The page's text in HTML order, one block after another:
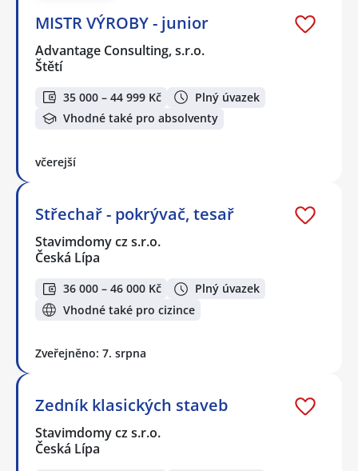
MISTR VÝROBY - junior
Advantage Consulting, s.r.o.
Štětí
35 000 – 44 999 Kč
Plný úvazek
Vhodné také pro absolventy
včerejší
Střechař - pokrývač, tesař
Stavimdomy cz s.r.o.
Česká Lípa
36 000 – 46 000 Kč
Plný úvazek
Vhodné také pro cizince
Zveřejněno: 7. srpna
Zedník klasických staveb
Stavimdomy cz s.r.o.
Česká Lípa